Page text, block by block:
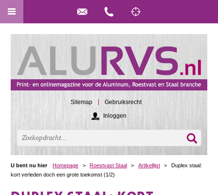
Sitemap
Gebruiksrecht
Inloggen
U bent nu hier Homepage > Roestvast Staal > Artikellijst >
Duplex staal:
kort verleden doch een grote toekomst (1/2)